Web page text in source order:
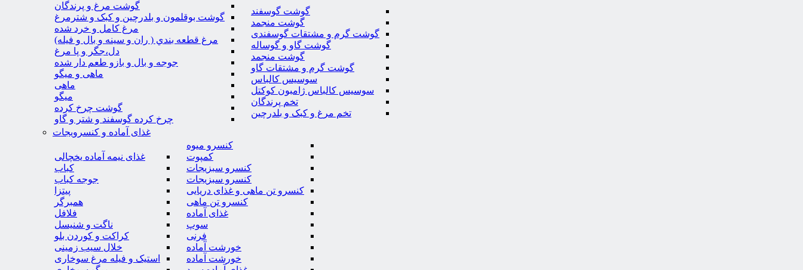
گوشت گوسفند
گوشت منجمد
گوشت گرم و مشتقات گوسفندی
گوشت گاو و گوساله
گوشت منجمد
گوشت گرم و مشتقات گاو
سوسیس کالباس
سوسیس کالباس ژامبون کوکتل
تخم پرندگان
تخم مرغ و کبک و بلدرچین
گوشت مرغ و پرندگان
گوشت بوقلمون و بلدرچین و کبک و شترمرغ
مرغ کامل و خرد شده
مرغ قطعه بندي ( ران و سينه و بال و فيله)
دل،جگر و پا مرغ
جوجه و بال و بازو طعم دار شده
ماهی و میگو
ماهی
میگو
گوشت چرخ کرده
چرخ کرده گوسفند و شتر و گاو
غذای آماده و کنسرویجات
کنسرو میوه
کمپوت
کنسرو سبزیجات
کنسرو سبزیجات
کنسرو تن ماهی و غذای دریایی
کنسرو تن ماهی
غذای آماده
سوپ
فرنی
خورشت آماده
خورشت آماده
غذای نیمه آماده یخچالی
کباب
جوجه کباب
پیتزا
همبرگر
فلافل
ناگت و شنیسل
کراکت و کوردن بلو
خلال سیب زمینی
استیک و فیله مرغ سوخاری